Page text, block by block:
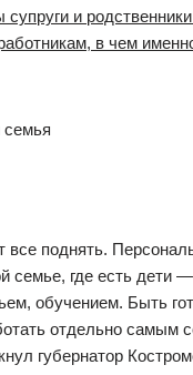
супруги и
в чем
все поднять.
семье, где есть дети
обучением. Быть
отдельно самым
губернатор